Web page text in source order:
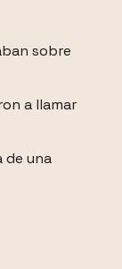
sobre
a llamar
de una